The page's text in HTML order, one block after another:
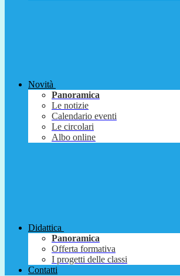
Novità
Panoramica
Le notizie
Calendario eventi
Le circolari
Albo online
Didattica
Panoramica
Offerta formativa
I progetti delle classi
Contatti